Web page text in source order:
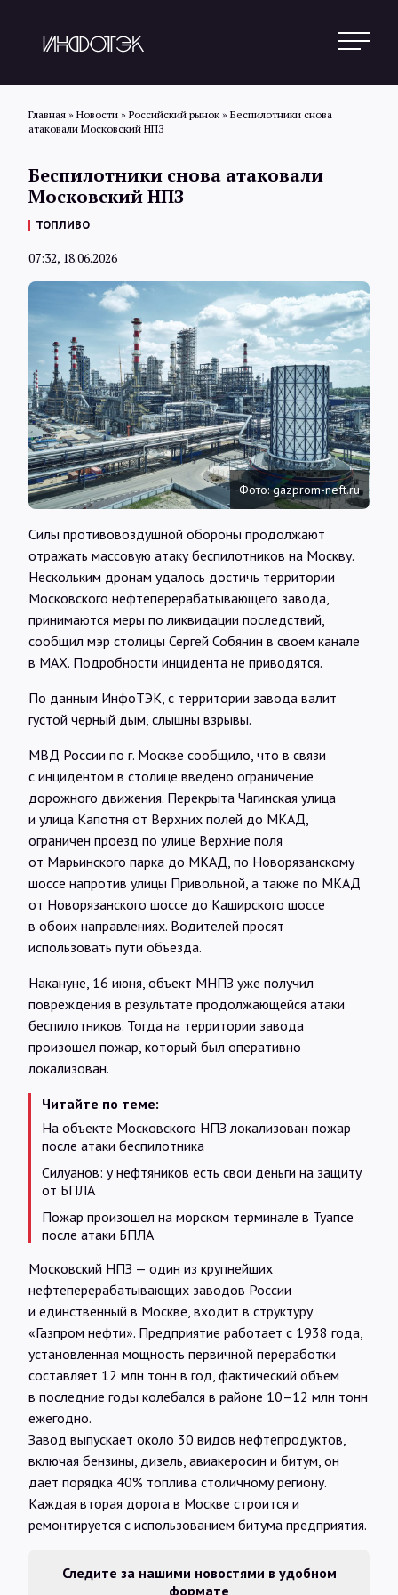
Статьи
Обзоры
Интервью
Карты
О нас
@Infotek_Russia
Главная » Новости » Российский рынок » Беспилотники снова
атаковали Московский НПЗ
Беспилотники снова атаковали
Московский НПЗ
ТОПЛИВО
07:32, 18.06.2026
Фото: gazprom-neft.ru
Силы противовоздушной обороны продолжают
отражать массовую атаку беспилотников на Москву.
Нескольким дронам удалось достичь территории
Московского нефтеперерабатывающего завода,
принимаются меры по ликвидации последствий,
сообщил мэр столицы Сергей Собянин в своем канале
в MAX. Подробности инцидента не приводятся.
По данным ИнфоТЭК, с территории завода валит
густой черный дым, слышны взрывы.
МВД России по г. Москве сообщило, что в связи
с инцидентом в столице введено ограничение
дорожного движения. Перекрыта Чагинская улица
и улица Капотня от Верхних полей до МКАД,
ограничен проезд по улице Верхние поля
от Марьинского парка до МКАД, по Новорязанскому
шоссе напротив улицы Привольной, а также по МКАД
от Новорязанского шоссе до Каширского шоссе
в обоих направлениях. Водителей просят
использовать пути объезда.
Накануне, 16 июня, объект МНПЗ уже получил
повреждения в результате продолжающейся атаки
беспилотников. Тогда на территории завода
произошел пожар, который был оперативно
локализован.
Читайте по теме:
На объекте Московского НПЗ локализован пожар
после атаки беспилотника
Силуанов: у нефтяников есть свои деньги на защиту
от БПЛА
Пожар произошел на морском терминале в Туапсе
после атаки БПЛА
Московский НПЗ — один из крупнейших
нефтеперерабатывающих заводов России
и единственный в Москве, входит в структуру
«Газпром нефти». Предприятие работает с 1938 года,
установленная мощность первичной переработки
составляет 12 млн тонн в год, фактический объем
в последние годы колебался в районе 10–12 млн тонн
ежегодно.
Завод выпускает около 30 видов нефтепродуктов,
включая бензины, дизель, авиакеросин и битум, он
дает порядка 40% топлива столичному региону.
Каждая вторая дорога в Москве строится и
ремонтируется с использованием битума предприятия.
Следите за нашими новостями в удобном
формате